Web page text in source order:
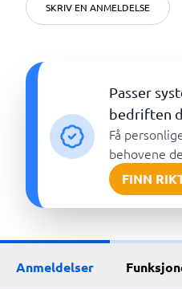
SKRIV EN ANMELDELSE
Passer
bedriften
Få
behovene
FINN
Anmeldelser